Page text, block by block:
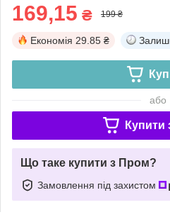
169,15 ₴ 199 ₴
Економія 29.85 ₴
або
Купити
Що таке купити з Пром?
Замовлення під захистом